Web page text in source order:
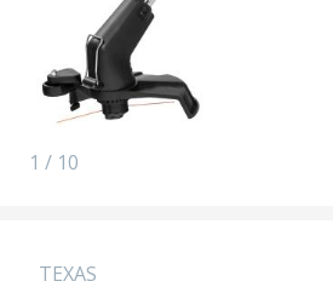
1 / 10
TEXAS